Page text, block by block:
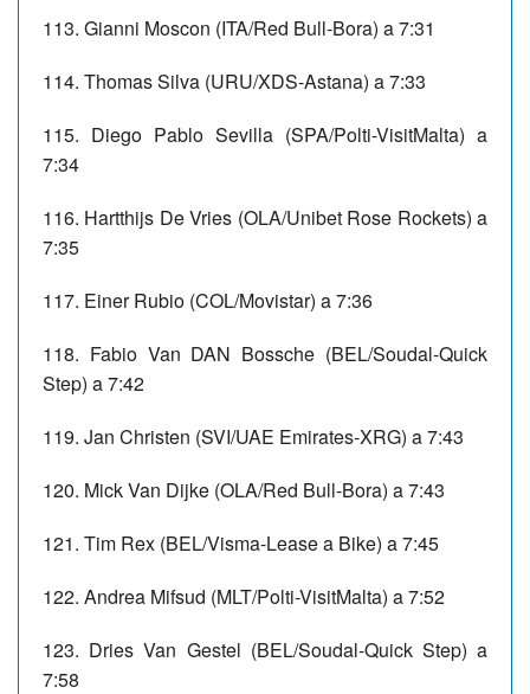
113. Gianni Moscon (ITA/Red Bull-Bora) a 7:31
114. Thomas Silva (URU/XDS-Astana) a 7:33
115. Diego Pablo Sevilla (SPA/Polti-VisitMalta) a
7:34
116. Hartthijs De Vries (OLA/Unibet Rose Rockets) a
7:35
117. Einer Rubio (COL/Movistar) a 7:36
118. Fabio Van DAN Bossche (BEL/Soudal-Quick
Step) a 7:42
119. Jan Christen (SVI/UAE Emirates-XRG) a 7:43
120. Mick Van Dijke (OLA/Red Bull-Bora) a 7:43
121. Tim Rex (BEL/Visma-Lease a Bike) a 7:45
122. Andrea Mifsud (MLT/Polti-VisitMalta) a 7:52
123. Dries Van Gestel (BEL/Soudal-Quick Step) a
7:58